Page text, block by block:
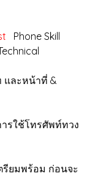
Phone Skill
าที่ &
ศัพท์ทวง
ก่อนจะ